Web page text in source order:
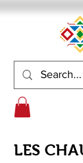
LES